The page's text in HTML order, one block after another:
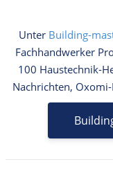
Unter Building-
Fachhandwerker
100 Haustechnik-
Nachrichten,